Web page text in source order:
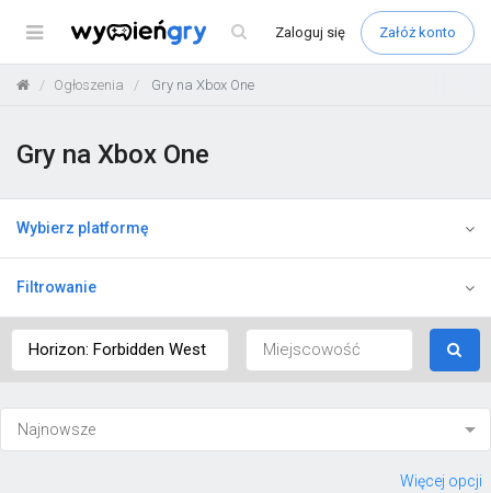
Menu Zaloguj się Załóż konto
Ogłoszenia Gry na Xbox One
Gry na Xbox One
Wybierz platformę
Filtrowanie
Więcej opcji